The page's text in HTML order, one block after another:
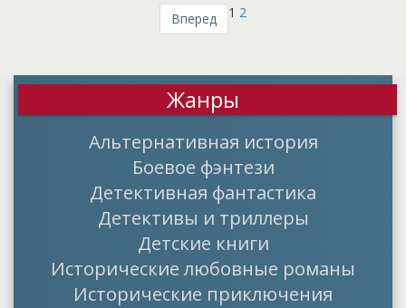
1 2
Вперед
Жанры
Альтернативная история
Боевое фэнтези
Детективная фантастика
Детективы и триллеры
Детские книги
Исторические любовные романы
Исторические приключения